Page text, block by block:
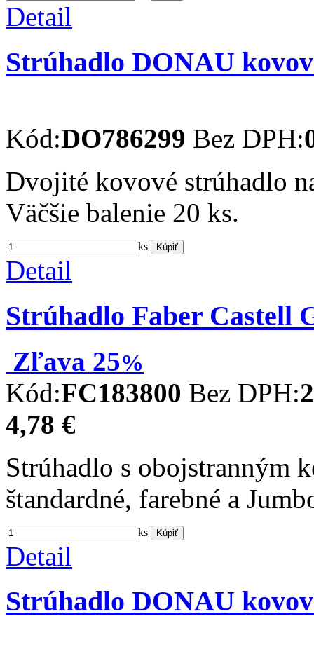
Detail
Strúhadlo DONAU
Kód:DO786299 Bez DPH:
Dvojité kovové strúhadlo
Väčšie balenie 20 ks.
ks Kúpiť
Detail
Strúhadlo Faber Castell
Zľava 25%
Kód:FC183800 Bez DPH:
4,78 €
Strúhadlo s obojstranným
štandardné, farebné a
ks Kúpiť
Detail
Strúhadlo DONAU